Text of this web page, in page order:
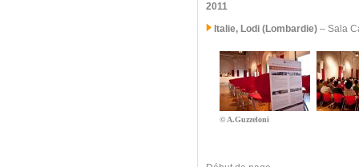
2011
Italie, Lodi (Lombardie) – Sala
© A.Guzzeloni